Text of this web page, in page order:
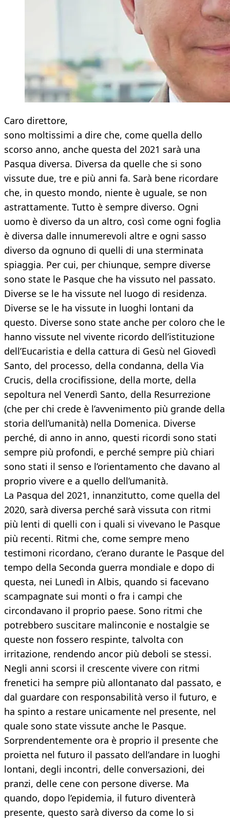
Caro direttore,
sono moltissimi a dire che, come quella dello
scorso anno, anche questa del 2021 sarà una
Pasqua diversa. Diversa da quelle che si sono
vissute due, tre e più anni fa. Sarà bene ricordare
che, in questo mondo, niente è uguale, se non
astrattamente. Tutto è sempre diverso. Ogni
uomo è diverso da un altro, così come ogni foglia
è diversa dalle innumerevoli altre e ogni sasso
diverso da ognuno di quelli di una sterminata
spiaggia. Per cui, per chiunque, sempre diverse
sono state le Pasque che ha vissuto nel passato.
Diverse se le ha vissute nel luogo di residenza.
Diverse se le ha vissute in luoghi lontani da
questo. Diverse sono state anche per coloro che le
hanno vissute nel vivente ricordo dell’istituzione
dell’Eucaristia e della cattura di Gesù nel Giovedì
Santo, del processo, della condanna, della Via
Crucis, della crocifissione, della morte, della
sepoltura nel Venerdì Santo, della Resurrezione
(che per chi crede è l’avvenimento più grande della
storia dell’umanità) nella Domenica. Diverse
perché, di anno in anno, questi ricordi sono stati
sempre più profondi, e perché sempre più chiari
sono stati il senso e l’orientamento che davano al
proprio vivere e a quello dell’umanità.
La Pasqua del 2021, innanzitutto, come quella del
2020, sarà diversa perché sarà vissuta con ritmi
più lenti di quelli con i quali si vivevano le Pasque
più recenti. Ritmi che, come sempre meno
testimoni ricordano, c’erano durante le Pasque del
tempo della Seconda guerra mondiale e dopo di
questa, nei Lunedì in Albis, quando si facevano
scampagnate sui monti o fra i campi che
circondavano il proprio paese. Sono ritmi che
potrebbero suscitare malinconie e nostalgie se
queste non fossero respinte, talvolta con
irritazione, rendendo ancor più deboli se stessi.
Negli anni scorsi il crescente vivere con ritmi
frenetici ha sempre più allontanato dal passato, e
dal guardare con responsabilità verso il futuro, e
ha spinto a restare unicamente nel presente, nel
quale sono state vissute anche le Pasque.
Sorprendentemente ora è proprio il presente che
proietta nel futuro il passato dell’andare in luoghi
lontani, degli incontri, delle conversazioni, dei
pranzi, delle cene con persone diverse. Ma
quando, dopo l’epidemia, il futuro diventerà
presente, questo sarà diverso da come lo si